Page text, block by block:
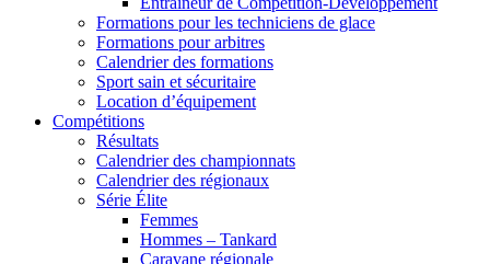
Formations pour les techniciens de glace
Formations pour arbitres
Calendrier des formations
Sport sain et sécuritaire
Location d’équipement
Compétitions
Résultats
Calendrier des championnats
Calendrier des régionaux
Série Élite
Femmes
Hommes – Tankard
Caravane régionale